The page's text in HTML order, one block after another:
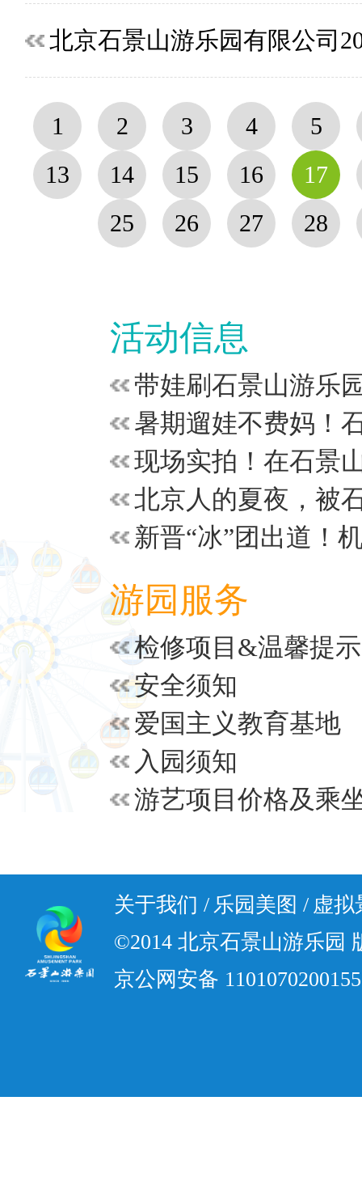
北京石景山游乐园有限公司
1 2 3 4
5
13
14 15 16
17
25
26 27 28
活动信息
游园服务
检修项目&温馨提示
安全须知
爱国主义教育基地
入园须知
关于我们 / 乐园美图 / 虚拟
©2014 北京石景山游乐园
京公网安备